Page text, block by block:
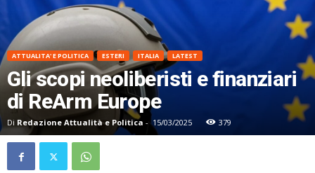
ATTUALITA' E POLITICA ESTERI ITALIA LATEST
Gli scopi neoliberisti e finanziari
di ReArm Europe
Di Redazione Attualità e Politica - 15/03/2025 379